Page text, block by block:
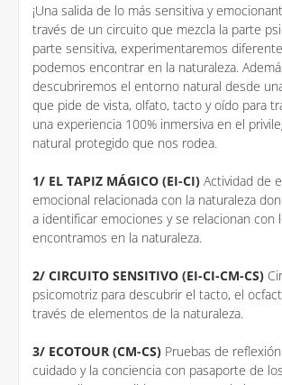
¡Una salida de lo más sensitiva y
través de un circuito que mezcla la parte
parte sensitiva, experimentaremos
podemos encontrar en la naturaleza.
descubriremos el entorno natural desde
que pide de vista, olfato, tacto y oído para
una experiencia 100% inmersiva en el
natural protegido que nos rodea.
1/ EL TAPIZ MÁGICO (EI-CI) Actividad de
emocional relacionada con la naturaleza
a identificar emociones y se relacionan con
encontramos en la naturaleza.
2/ CIRCUITO SENSITIVO (EI-CI-CM-CS)
psicomotriz para descubrir el tacto, el
través de elementos de la naturaleza.
3/ ECOTOUR (CM-CS) Pruebas de
cuidado y la conciencia con pasaporte de